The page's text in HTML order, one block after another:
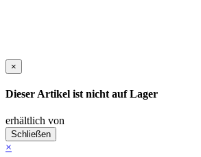
×
Dieser Artikel ist nicht auf Lager
erhältlich von
Schließen
×